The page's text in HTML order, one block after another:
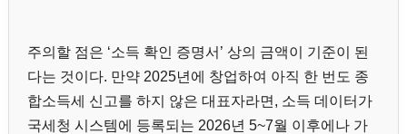
주의할 점은 ‘소득 확인 증명서’ 상의 금액이 기준이 된
다는 것이다. 만약 2025년에 창업하여 아직 한 번도 종
합소득세 신고를 하지 않은 대표자라면, 소득 데이터가
국세청 시스템에 등록되는 2026년 5~7월 이후에나 가